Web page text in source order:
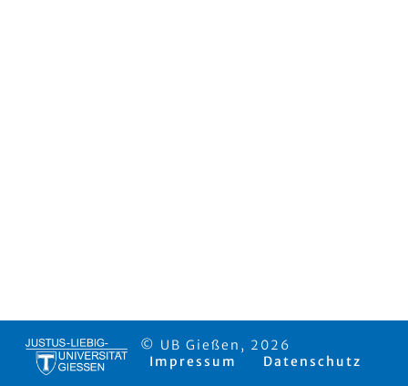
© UB Gießen, 2026
Impressum
Datenschutz